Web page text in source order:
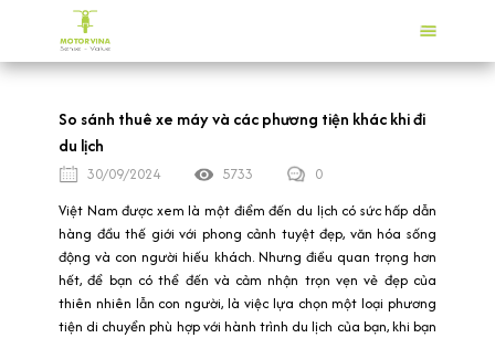
So sánh thuê xe máy và các phương tiện khác khi đi
du lịch
30/09/2024 5733
0
Việt Nam được xem là một điểm đến du lịch có sức hấp dẫn
hàng đầu thế giới với phong cảnh tuyệt đẹp, văn hóa sống
động và con người hiếu khách. Nhưng điều quan trọng hơn
hết, để bạn có thể đến và cảm nhận trọn vẹn vẻ đẹp của
thiên nhiên lẫn con người, là việc lựa chọn một loại phương
tiện di chuyển phù hợp với hành trình du lịch của bạn, khi bạn